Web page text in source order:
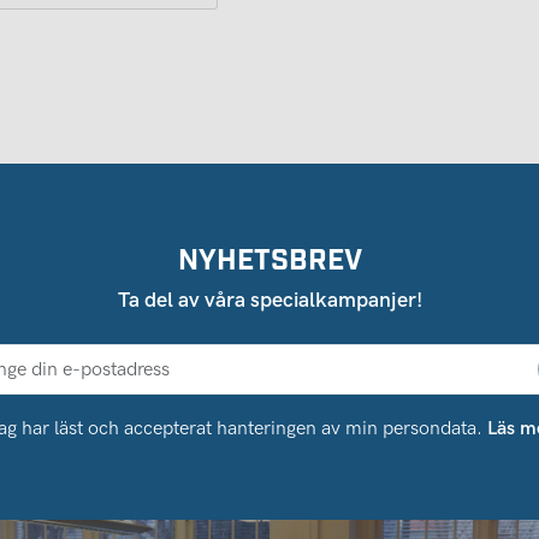
NYHETSBREV
Ta del av våra specialkampanjer!
har läst och accepterat hanteringen av min persondata. Läs